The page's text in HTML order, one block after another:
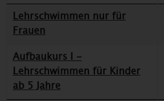
Lehrschwimmen nur für
Frauen
Aufbaukurs I -
Lehrschwimmen für Kinder
ab 5 Jahre